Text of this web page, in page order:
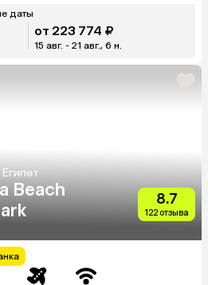
даты
от 223 774 ₽
15 авг. - 21 авг., 6 н.
Beach
8.7
122 отзыва